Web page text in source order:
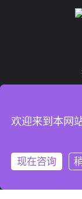
11044714号-2
欢迎来到本网
现在咨询